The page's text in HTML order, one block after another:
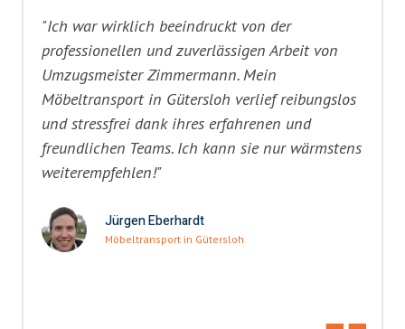
"Ich war wirklich beeindruckt von der
professionellen und zuverlässigen Arbeit von
Umzugsmeister Zimmermann. Mein
Möbeltransport in Gütersloh verlief reibungslos
und stressfrei dank ihres erfahrenen und
freundlichen Teams. Ich kann sie nur wärmstens
weiterempfehlen!"
Jürgen Eberhardt
Möbeltransport in Gütersloh